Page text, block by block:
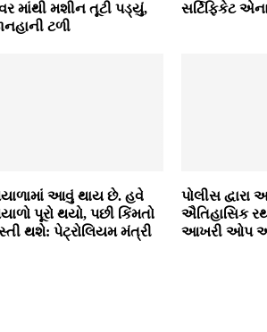
માંથી મશીન તૂટી પડ્યું,
ટળી
સર્ટિફિકેટ
આવું થાય છે. હવે
પૂરો થયો, પછી કિંમતો
થશે: પેટ્રોલિયમ મંત્રી
પોલીસ દ્વારા
ઐતિહાસિક
આખરી ઓપ